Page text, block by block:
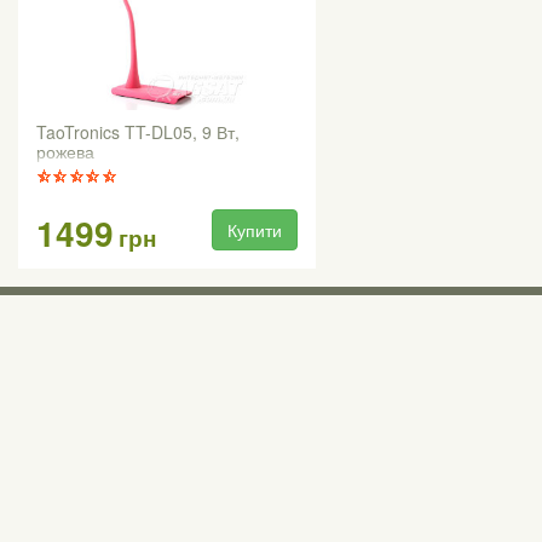
TaoTronics TT-DL05, 9 Вт,
рожева
1499 грн Купити